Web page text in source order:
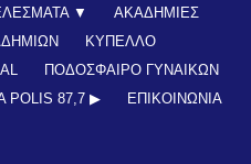
▼
ΑΚΑΔΗΜΙΕΣ
ΚΥΠΕΛΛΟ
ΠΟΔΟΣΦΑΙΡΟ ΓΥΝΑΙΚΩΝ
POLIS 87,7 ▶︎ ΕΠΙΚΟΙΝΩΝΊΑ